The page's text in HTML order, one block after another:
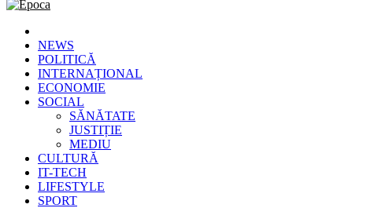
Epoca
Cele mai noi știri online din România
NEWS
POLITICĂ
INTERNAȚIONAL
ECONOMIE
SOCIAL
SĂNĂTATE
JUSTIȚIE
MEDIU
CULTURĂ
IT-TECH
LIFESTYLE
SPORT